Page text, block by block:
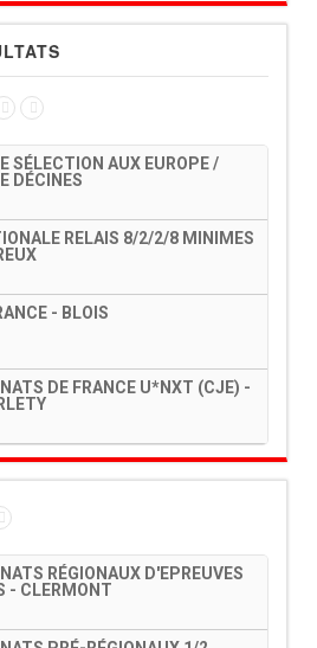
SÉLECTION AUX EUROPE /
DÉCINES
RELAIS 8/2/2/8 MINIMES
- BLOIS
DE FRANCE U*NXT (CJE) -
RÉGIONAUX D'EPREUVES
- CLERMONT